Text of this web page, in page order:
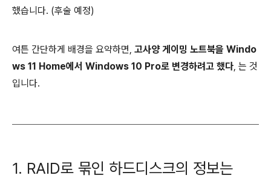
했습니다. (후술 예정)
여튼 간단하게 배경을 요약하면, 고사양 게이밍 노트북을 Windo
ws 11 Home에서 Windows 10 Pro로 변경하려고 했다, 는 것
입니다.
1. RAID로 묶인 하드디스크의 정보는